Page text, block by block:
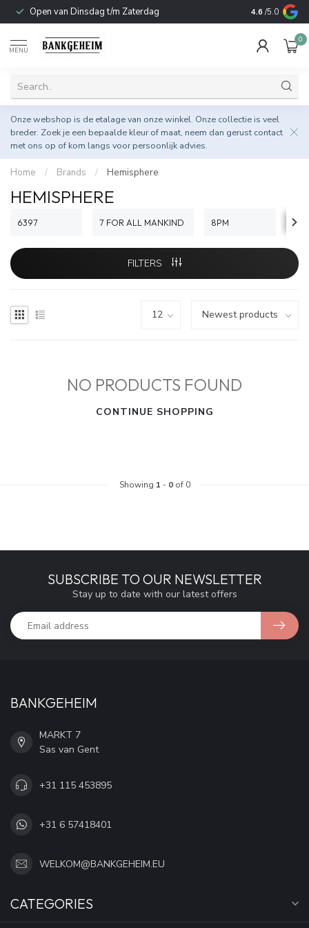
Open van Dinsdag t/m Zaterdag Duurzame &
4.6 /5.0
MENU
0
Onze webshop is de etalage van onze winkel. Onze collectie is veel
breder. Zoek je een bepaalde kleur of maat, neem dan gerust contact
met ons op of kom langs voor persoonlijk advies.
Home / Brands / Hemisphere
HEMISPHERE
6397 7 FOR ALL MANKIND 8PM
FILTERS
NO PRODUCTS FOUND
CONTINUE SHOPPING
Showing 1 - 0of 0
SUBSCRIBE TO OUR NEWSLETTER
Stay up to date with our latest offers
BANKGEHEIM
MARKT 7
Sas van Gent
+31 115 453895
+31 6 57418401
WELKOM@BANKGEHEIM.EU
CATEGORIES